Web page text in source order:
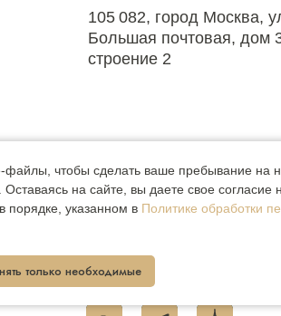
105 082, город Москва,
Большая почтовая, дом
строение 2
График работы:
пн-вс с 9:00−19:00
info@zaprirodu.fund
файлы, чтобы сделать ваше пребывание на
на сайте, вы даете свое согласие
порядке, указанном в Политике обработки
только необходимые